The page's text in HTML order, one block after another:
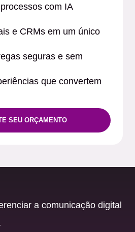
com IA
e CRMs em um único
seguras e sem
que convertem
SEU ORÇAMENTO
a comunicação digital